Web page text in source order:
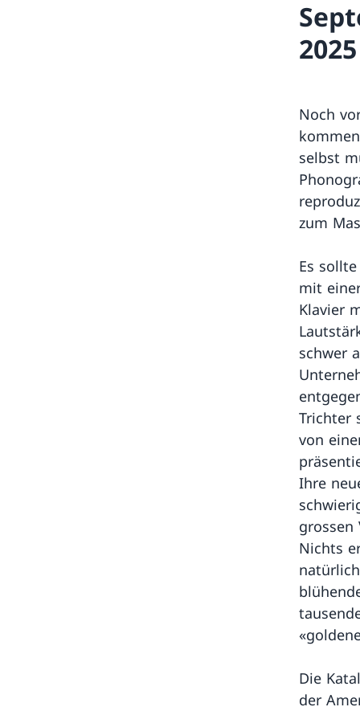
2025
Noch
selbst
zum
Es
mit
Klavier
schwer
Trichter
von
Ihre
grossen
Nichts
Die
der